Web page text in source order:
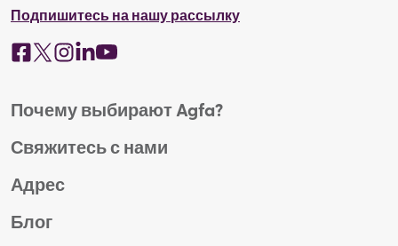
Подпишитесь на нашу рассылку
Почему выбирают Agfa?
Свяжитесь с нами
Адрес
Блог